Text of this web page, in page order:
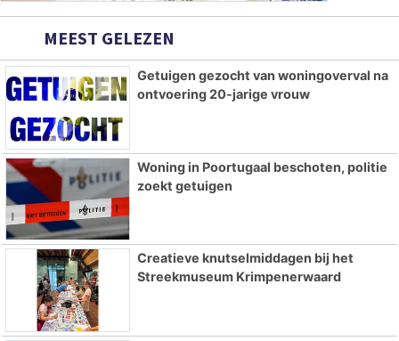
MEEST GELEZEN
Getuigen gezocht van woningoverval na
ontvoering 20-jarige vrouw
Woning in Poortugaal beschoten, politie
zoekt getuigen
Creatieve knutselmiddagen bij het
Streekmuseum Krimpenerwaard